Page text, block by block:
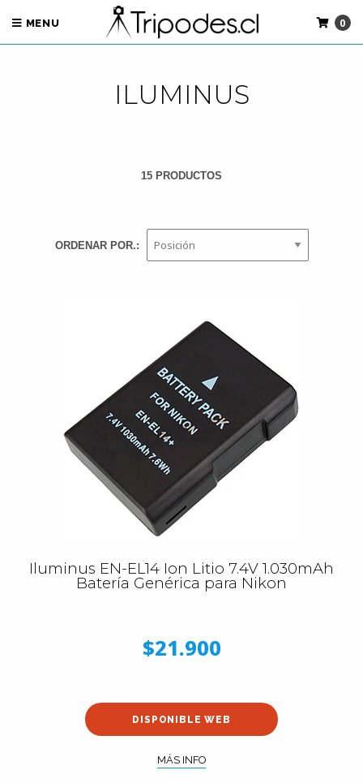
MENU 0
ILUMINUS
15 PRODUCTOS
ORDENAR POR.:
Iluminus EN-EL14 Ion Litio 7.4V 1.030mAh
Batería Genérica para Nikon
$21.900
DISPONIBLE WEB
MÁS INFO